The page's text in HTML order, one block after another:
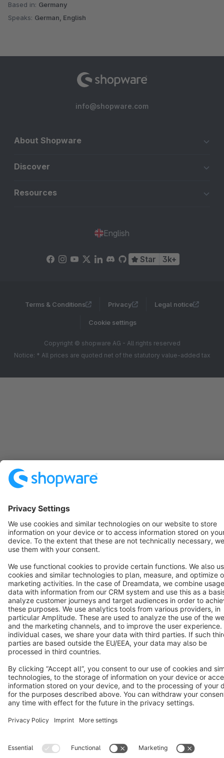
Based in: Germany
Speaks: German, English
info@shopware.com
About Shopware
Discover
Resources
English
Star 3k+
Terms & Conditions Privacy Legal notice
Cookie settings
Copyright © shopware AG - All rights reserved
Notice: * All prices are quoted net of the statutory value-added tax